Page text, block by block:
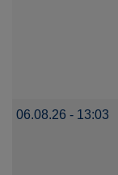
06.08.26 - 13:03